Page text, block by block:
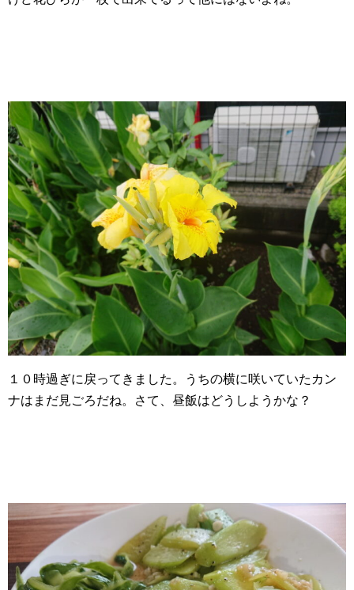
１０時過ぎに戻ってきました。うちの横に咲いていたカン
ナはまだ見ごろだね。さて、昼飯はどうしようかな？